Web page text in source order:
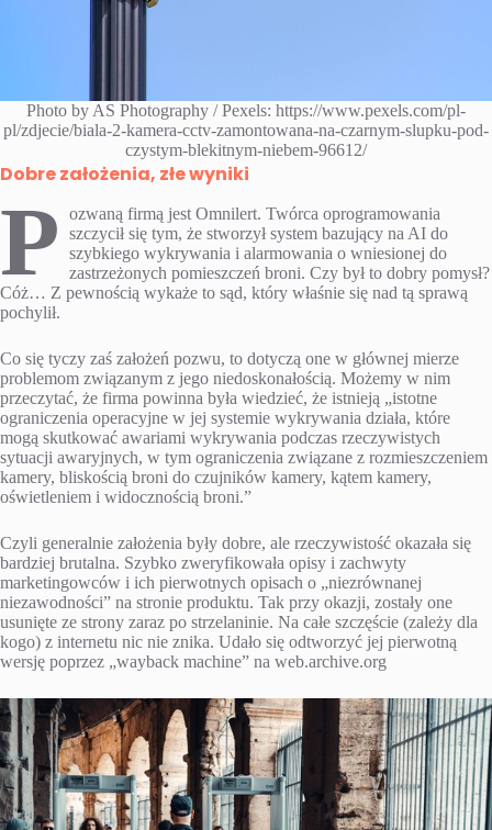
Photo by AS Photography / Pexels: https://www.pexels.com/pl-
pl/zdjecie/biala-2-kamera-cctv-zamontowana-na-czarnym-slupku-pod-
czystym-blekitnym-niebem-96612/
Dobre założenia, złe wyniki
P
ozwaną firmą jest Omnilert. Twórca oprogramowania
szczycił się tym, że stworzył system bazujący na AI do
szybkiego wykrywania i alarmowania o wniesionej do
zastrzeżonych pomieszczeń broni. Czy był to dobry pomysł?
Cóż… Z pewnością wykaże to sąd, który właśnie się nad tą sprawą
pochylił.
Co się tyczy zaś założeń pozwu, to dotyczą one w głównej mierze
problemom związanym z jego niedoskonałością. Możemy w nim
przeczytać, że firma powinna była wiedzieć, że istnieją „istotne
ograniczenia operacyjne w jej systemie wykrywania działa, które
mogą skutkować awariami wykrywania podczas rzeczywistych
sytuacji awaryjnych, w tym ograniczenia związane z rozmieszczeniem
kamery, bliskością broni do czujników kamery, kątem kamery,
oświetleniem i widocznością broni.”
Czyli generalnie założenia były dobre, ale rzeczywistość okazała się
bardziej brutalna. Szybko zweryfikowała opisy i zachwyty
marketingowców i ich pierwotnych opisach o „niezrównanej
niezawodności” na stronie produktu. Tak przy okazji, zostały one
usunięte ze strony zaraz po strzelaninie. Na całe szczęście (zależy dla
kogo) z internetu nic nie znika. Udało się odtworzyć jej pierwotną
wersję poprzez „wayback machine” na web.archive.org